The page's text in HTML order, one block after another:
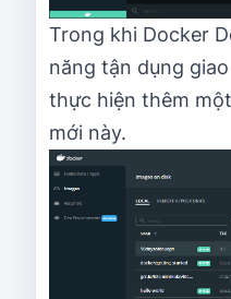
Trong khi Docker
năng tận dụng
thực hiện thêm
mới này.